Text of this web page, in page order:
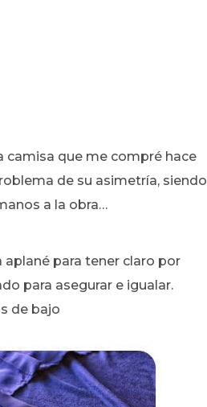
camisa que me compré hace
de su asimetría, siendo
a la obra…
para tener claro por
para asegurar e igualar.
de bajo